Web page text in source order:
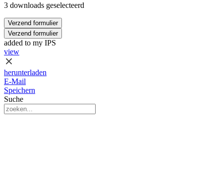
3 downloads geselecteerd
Verzend formulier
Verzend formulier
added to my IPS
view
herunterladen
E-Mail
Speichern
Suche